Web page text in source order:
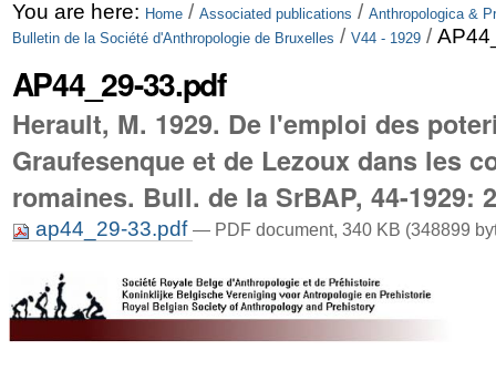
Skip
to
content.
|
Skip
to
navigation
Personal
tools
You are here: Home / Associated publications / Anthropologica &
Bulletin de la Société d'Anthropologie de Bruxelles / V44 - 1929 /
AP44_29-33.pdf
Herault, M. 1929. De l'emploi des
Graufesenque et de Lezoux dans les
romaines. Bull. de la SrBAP, 44-1929:
ap44_29-33.pdf — PDF document, 340 KB (348899